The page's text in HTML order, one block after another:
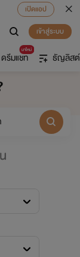
เปิดแอป
เข้าสู่ระบบ
มาใหม่
ดรีมแชท ธัญลิสต์